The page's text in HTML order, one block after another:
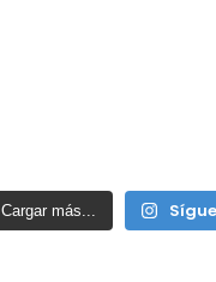
Cargar más...